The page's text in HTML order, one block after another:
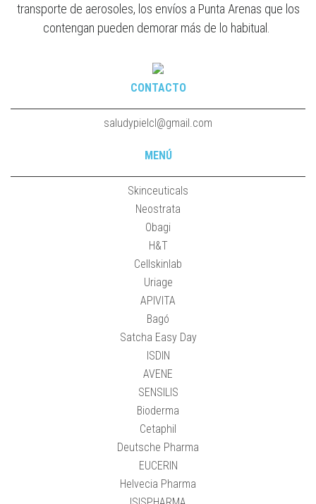
transporte de aerosoles, los envíos a Punta Arenas que los
contengan pueden demorar más de lo habitual.
CONTACTO
saludypielcl@gmail.com
MENÚ
Skinceuticals
Neostrata
Obagi
H&T
Cellskinlab
Uriage
APIVITA
Bagó
Satcha Easy Day
ISDIN
AVENE
SENSILIS
Bioderma
Cetaphil
Deutsche Pharma
EUCERIN
Helvecia Pharma